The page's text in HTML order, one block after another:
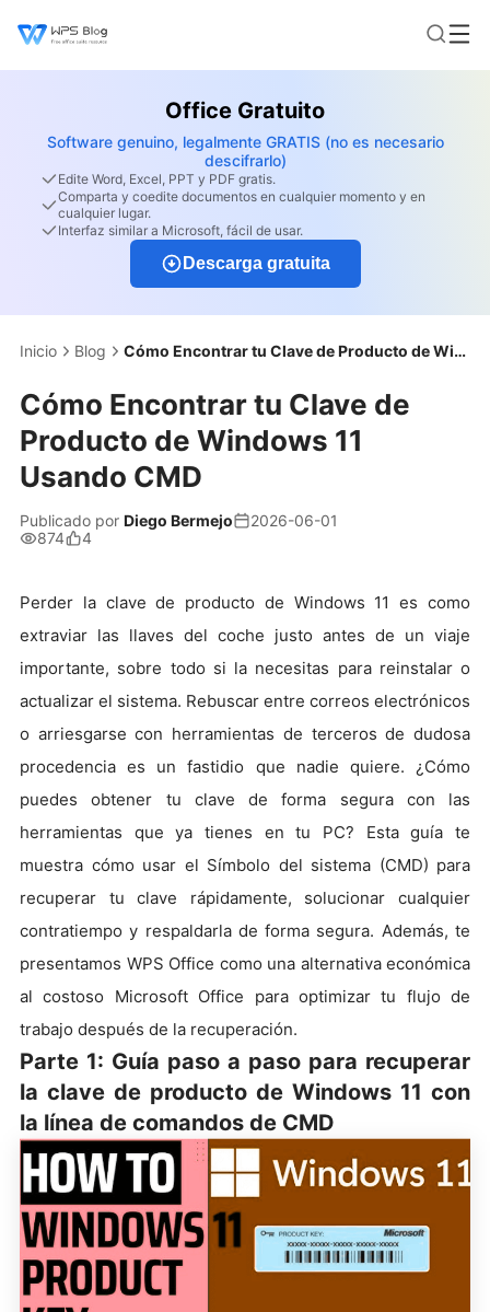
Office Gratuito
Software genuino, legalmente GRATIS (no es necesario
descifrarlo)
Edite Word, Excel, PPT y PDF gratis.
Comparta y coedite documentos en cualquier momento y en
cualquier lugar.
Interfaz similar a Microsoft, fácil de usar.
Descarga gratuita
Inicio Blog Cómo Encontrar tu Clave de Producto de Windows 11 Usando CMD
Cómo Encontrar tu Clave de
Producto de Windows 11
Usando CMD
Publicado por Diego Bermejo
2026-06-01
874
4
Perder la clave de producto de Windows 11 es como
extraviar las llaves del coche justo antes de un viaje
importante, sobre todo si la necesitas para reinstalar o
actualizar el sistema. Rebuscar entre correos electrónicos
o arriesgarse con herramientas de terceros de dudosa
procedencia es un fastidio que nadie quiere. ¿Cómo
puedes obtener tu clave de forma segura con las
herramientas que ya tienes en tu PC? Esta guía te
muestra cómo usar el Símbolo del sistema (CMD) para
recuperar tu clave rápidamente, solucionar cualquier
contratiempo y respaldarla de forma segura. Además, te
presentamos WPS Office como una alternativa económica
al costoso Microsoft Office para optimizar tu flujo de
trabajo después de la recuperación.
Parte 1: Guía paso a paso para recuperar
la clave de producto de Windows 11 con
la línea de comandos de CMD